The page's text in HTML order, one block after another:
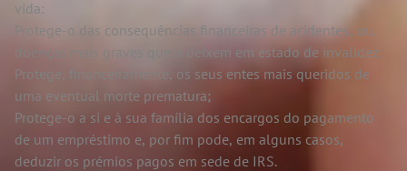
vida:
Protege-o das consequências financeiras de acidentes, ou,
doenças mais graves que o deixem em estado de invalidez;
Protege, financeiramente, os seus entes mais queridos de
uma eventual morte prematura;
Protege-o a si e à sua família dos encargos do pagamento
de um empréstimo e, por fim pode, em alguns casos,
deduzir os prémios pagos em sede de IRS.